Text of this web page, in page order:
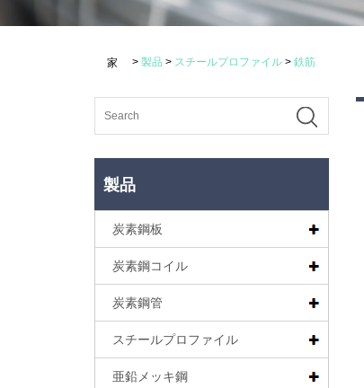
家 > 製品 > スチールプロファイル> 鉄筋
製品
炭素鋼板
炭素鋼コイル
炭素鋼管
スチールプロファイル
亜鉛メッキ鋼